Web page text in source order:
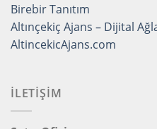
Birebir Tanıtım
Altınçekiç Ajans – Dijital
AltincekicAjans.com
İLETİŞİM